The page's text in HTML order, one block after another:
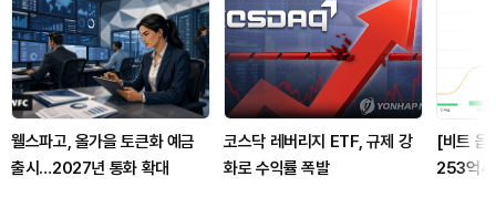
웰스파고, 올가을 토큰화 예금
출시…2027년 통화 확대
코스닥 레버리지 ETF, 규제 강
화로 수익률 폭발
[비트 옵
253억